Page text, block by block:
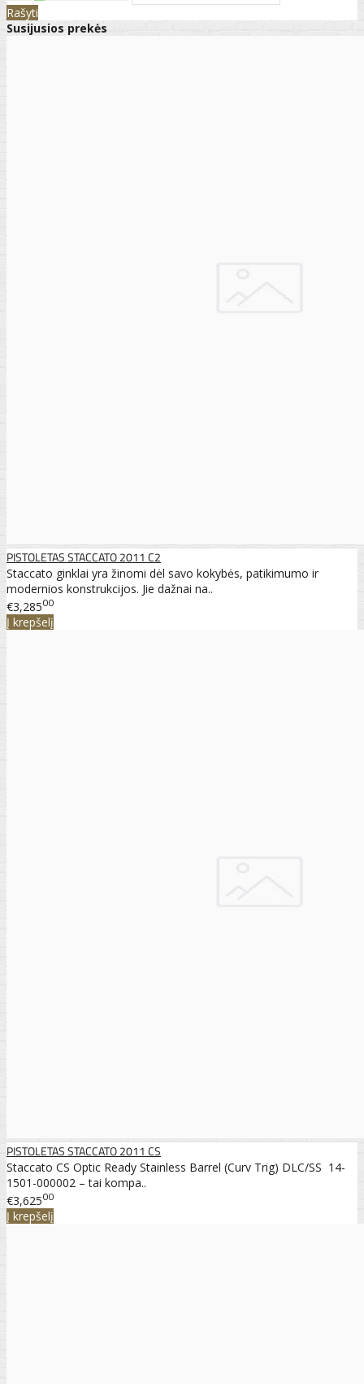
Rašyti
Susijusios prekės
PISTOLETAS STACCATO 2011 C2
Staccato ginklai yra žinomi dėl savo kokybės, patikimumo ir
modernios konstrukcijos. Jie dažnai na..
€3,28500
Į krepšelį
PISTOLETAS STACCATO 2011 CS
Staccato CS Optic Ready Stainless Barrel (Curv Trig) DLC/SS 14-
1501-000002 – tai kompa..
€3,62500
Į krepšelį